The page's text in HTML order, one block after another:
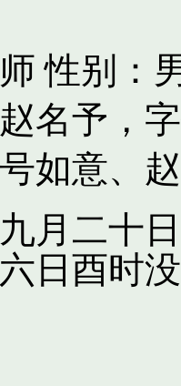
性别：
赵名予，
如意、
月二十
日酉时